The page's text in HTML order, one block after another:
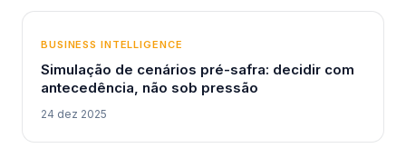
BUSINESS INTELLIGENCE
Simulação de cenários pré-safra: decidir com
antecedência, não sob pressão
24 dez 2025